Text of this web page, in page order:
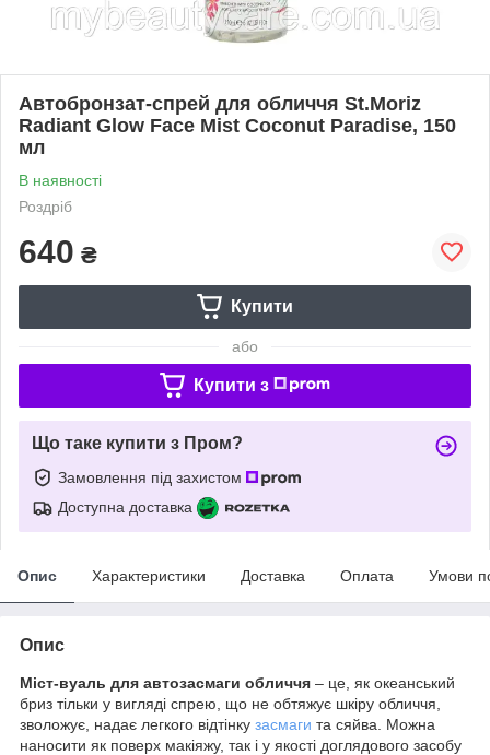
Автобронзат-спрей для обличчя St.Moriz
Radiant Glow Face Mist Coconut Paradise, 150
мл
В наявності
Роздріб
640 ₴
Купити
або
Купити з
Що таке купити з Пром?
Замовлення під захистом
Доступна доставка
Опис Характеристики Доставка Оплата Умови
Опис
Міст-вуаль для автозасмаги обличчя – це, як океанський
бриз тільки у вигляді спрею, що не обтяжує шкіру обличчя,
зволожує, надає легкого відтінку засмаги та сяйва. Можна
наносити як поверх макіяжу, так і у якості доглядового засобу